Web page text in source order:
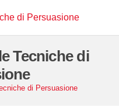
di Persuasione
Tecniche di
di Persuasione